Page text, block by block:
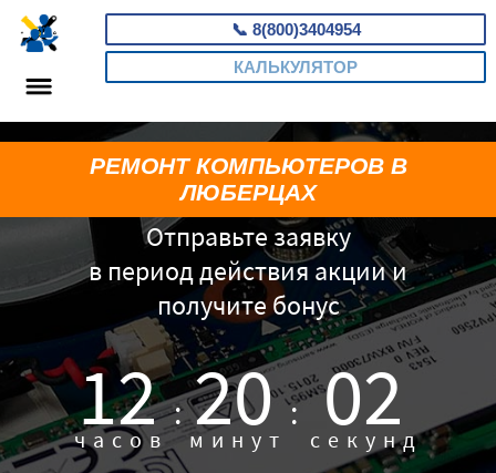
📞 8(800)3404954
КАЛЬКУЛЯТОР
Отправьте заявку
в период действия акции и
получите бонус
12 :
часов 20 :
минут 02
секунд
РЕМОНТ КОМПЬЮТЕРОВ В
ЛЮБЕРЦАХ